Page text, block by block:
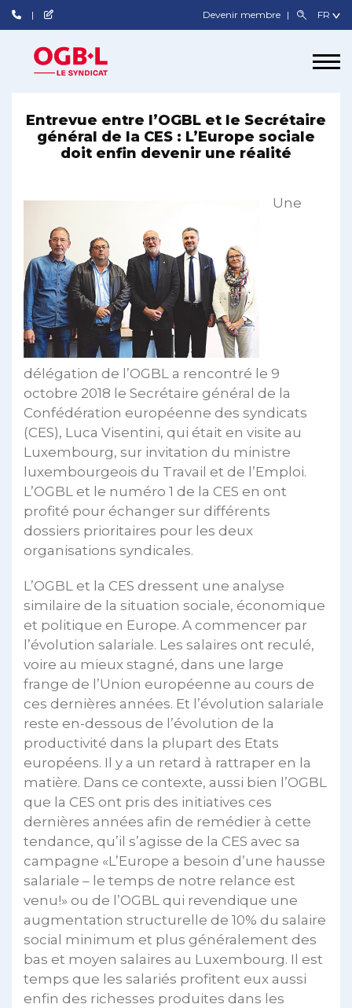
Devenir membre
Entrevue entre l’OGBL et le Secrétaire
général de la CES : L’Europe sociale
doit enfin devenir une réalité
Une
délégation de l’OGBL a rencontré le 9
octobre 2018 le Secrétaire général de la
Confédération européenne des syndicats
(CES), Luca Visentini, qui était en visite au
Luxembourg, sur invitation du ministre
luxembourgeois du Travail et de l’Emploi.
L’OGBL et le numéro 1 de la CES en ont
profité pour échanger sur différents
dossiers prioritaires pour les deux
organisations syndicales.
L’OGBL et la CES dressent une analyse
similaire de la situation sociale, économique
et politique en Europe. A commencer par
l’évolution salariale. Les salaires ont reculé,
voire au mieux stagné, dans une large
frange de l’Union européenne au cours de
ces dernières années. Et l’évolution salariale
reste en-dessous de l’évolution de la
productivité dans la plupart des Etats
européens. Il y a un retard à rattraper en la
matière. Dans ce contexte, aussi bien l’OGBL
que la CES ont pris des initiatives ces
dernières années afin de remédier à cette
tendance, qu’il s’agisse de la CES avec sa
campagne «L’Europe a besoin d’une hausse
salariale – le temps de notre relance est
venu!» ou de l’OGBL qui revendique une
augmentation structurelle de 10% du salaire
social minimum et plus généralement des
bas et moyen salaires au Luxembourg. Il est
temps que les salariés profitent eux aussi
enfin des richesses produites dans les